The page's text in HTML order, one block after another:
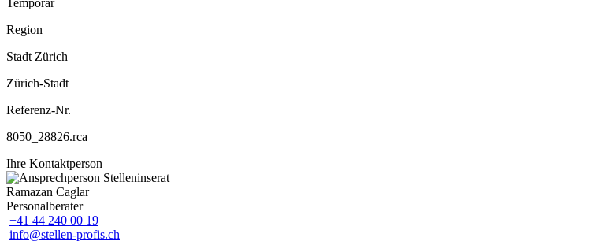
Temporär
Region
Stadt Zürich
Zürich-Stadt
Referenz-Nr.
8050_28826.rca
Ihre Kontaktperson
Ramazan Caglar
Personalberater
+41 44 240 00 19
info@stellen-profis.ch